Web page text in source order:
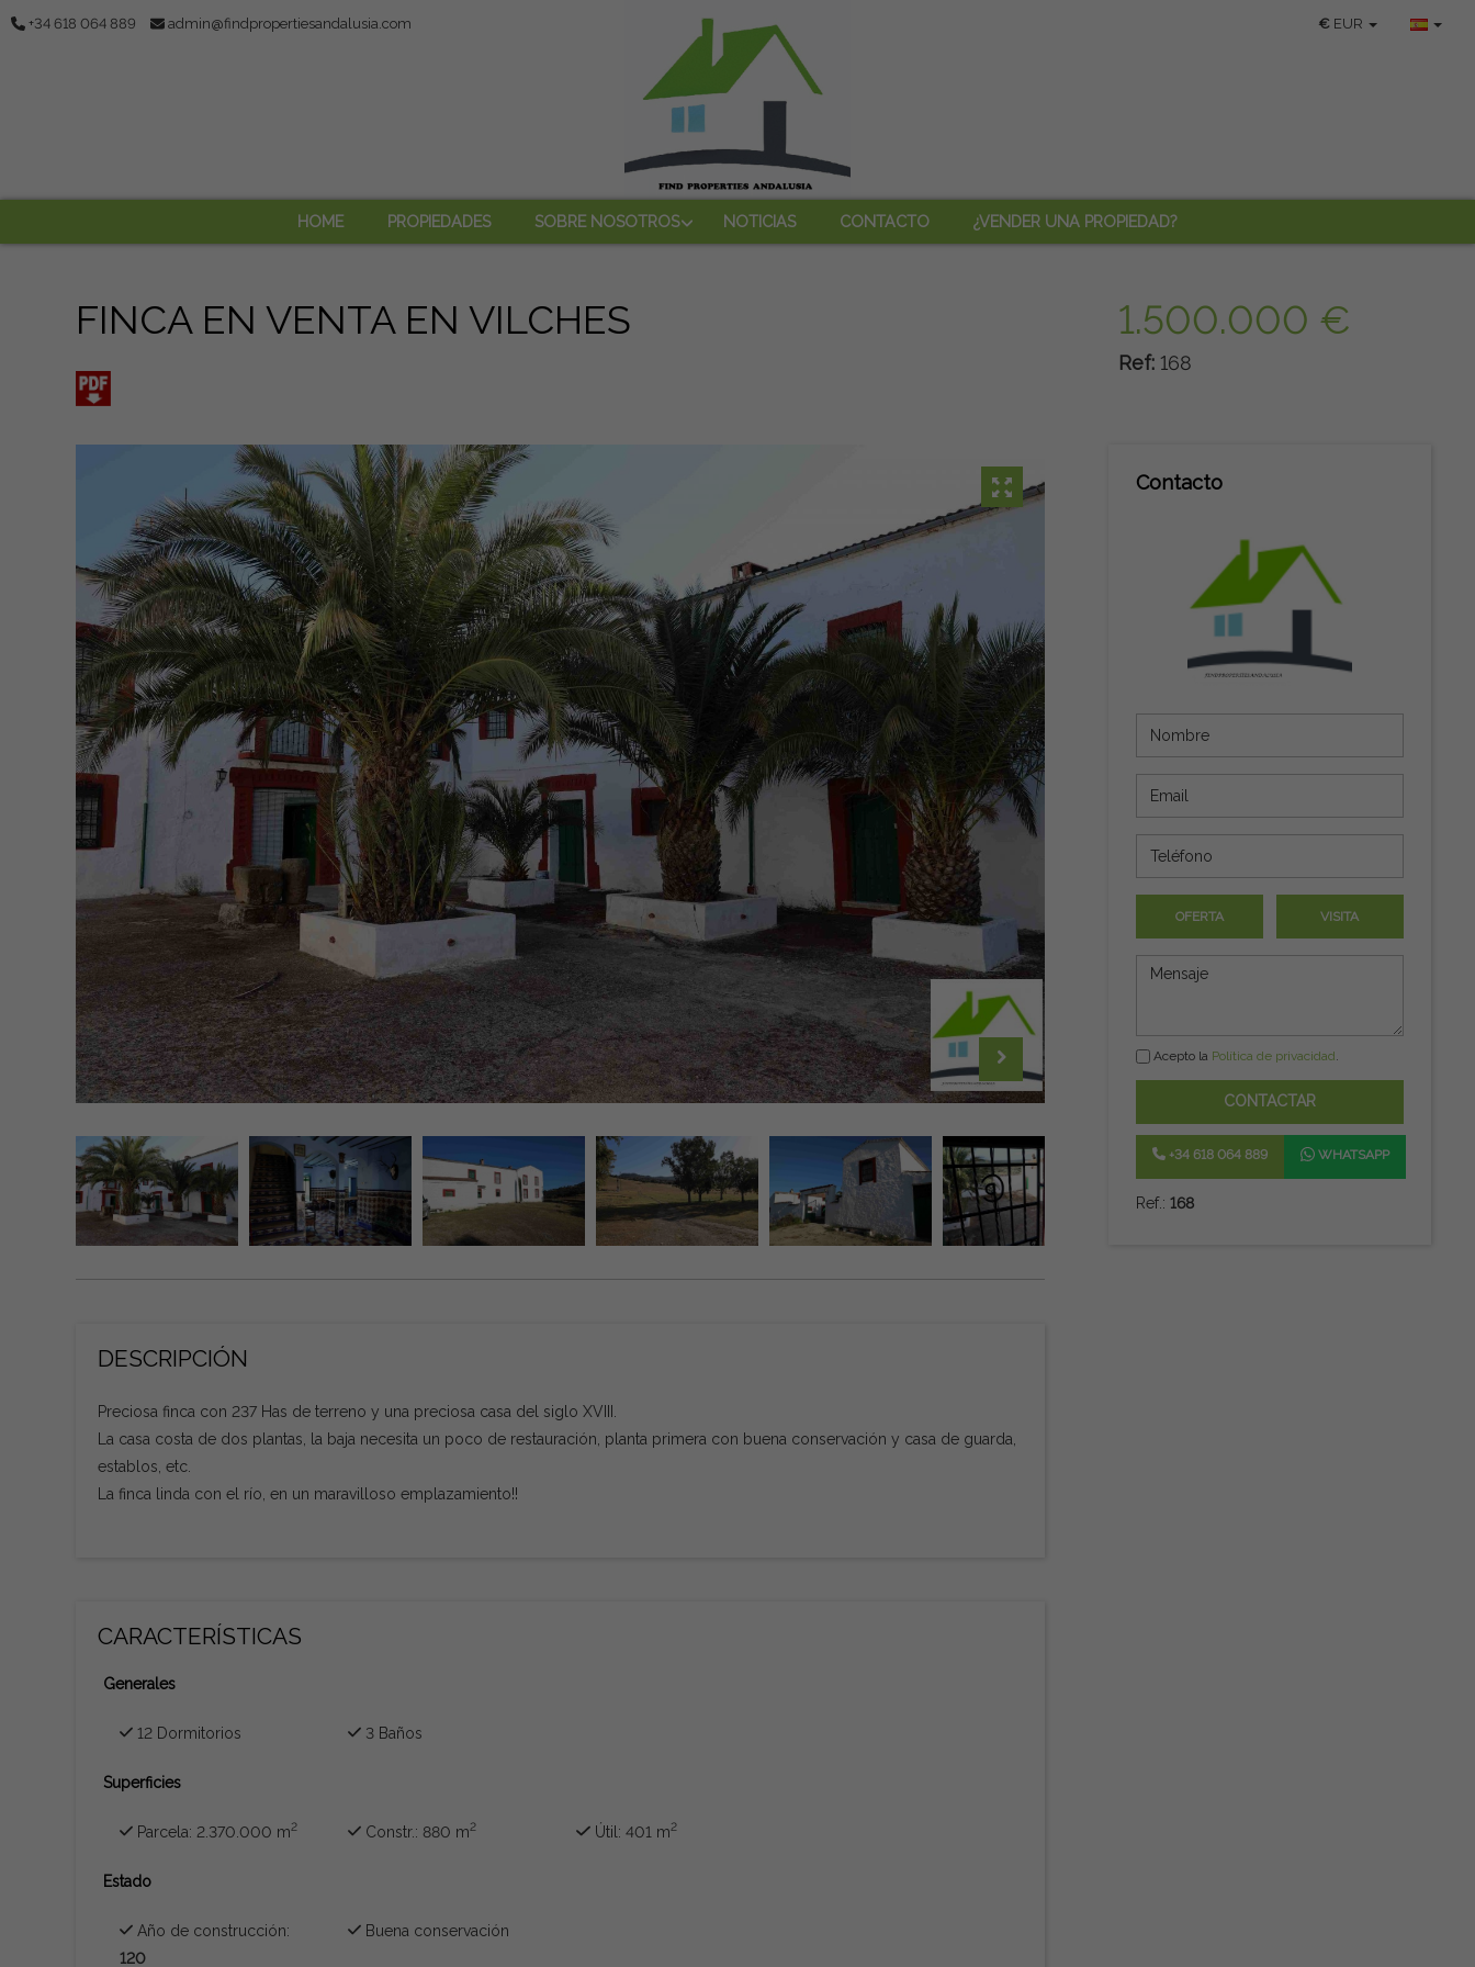
+34 618 064 889 admin@findpropertiesandalusia.com € EUR
HOME PROPIEDADES SOBRE NOSOTROS NOTICIAS CONTACTO ¿VENDER UNA PROPIEDAD?
FINCA EN VENTA EN VILCHES 1.500.000 €
Ref: 168
DESCRIPCIÓN
Preciosa finca con 237 Has de terreno y una preciosa casa del siglo XVIII.
La casa costa de dos plantas, la baja necesita un poco de restauración, planta primera con buena conservación y casa de guarda,
establos, etc.
La finca linda con el río, en un maravilloso emplazamiento!!
CARACTERÍSTICAS
Generales
12 Dormitorios 3 Baños
Superficies
Parcela: 2.370.000 m2 Constr.: 880 m2 Útil: 401 m2
Estado
Año de construcción:
120
Buena conservación
Contacto
OFERTA VISITA
Acepto la Política de privacidad
CONTACTAR
+34 618 064 889 WHATSAPP
Ref.:168